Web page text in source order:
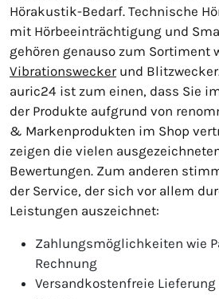
Hörakustik-Bedarf. Technische
mit Hörbeeinträchtigung und
gehören genauso zum Sortiment
Vibrationsweckerund
auric24 ist zum einen, dass Sie
der Produkte aufgrund von
& Markenprodukten im Shop
zeigen die vielen
Bewertungen. Zum anderen
der Service, der sich vor allem
Leistungen auszeichnet:
Zahlungsmöglichkeiten wie
Rechnung
Versandkostenfreie